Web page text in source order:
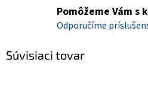
Pomôžeme Vám s
Odporučíme
Súvisiaci tovar